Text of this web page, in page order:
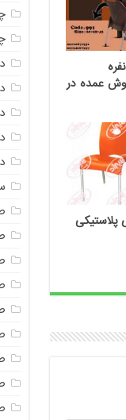
قیمت میز صندلی ۴ نفره
عمده در